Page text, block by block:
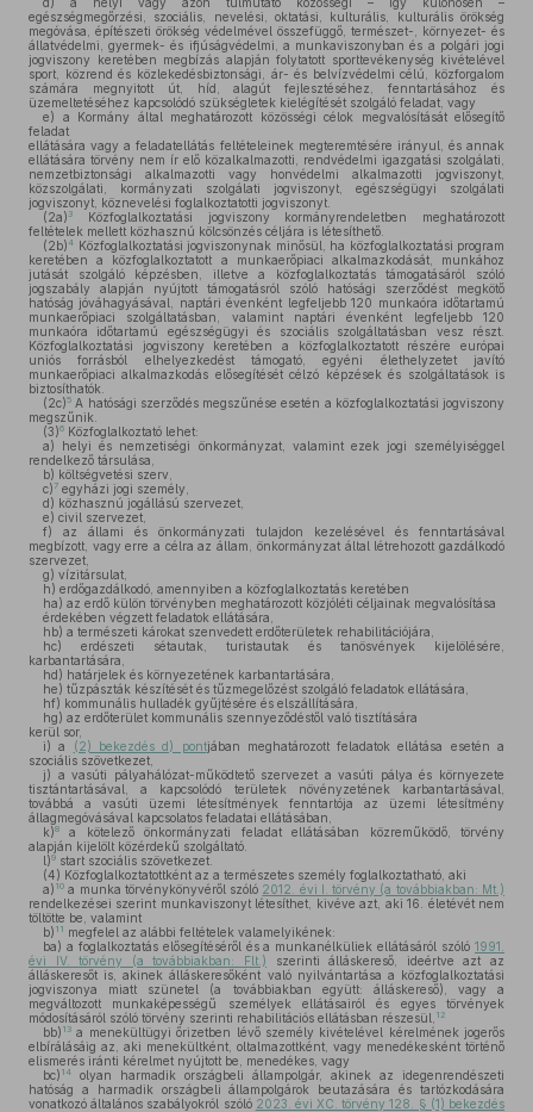
egészségmegőrzési, szociális, nevelési, oktatási, kulturális, kulturális örökség
megóvása, építészeti örökség védelmével összefüggő, természet-, környezet- és
állatvédelmi, gyermek- és ifjúságvédelmi, a munkaviszonyban és a polgári jogi
jogviszony keretében megbízás alapján folytatott sporttevékenység kivételével
sport, közrend és közlekedésbiztonsági, ár- és belvízvédelmi célú, közforgalom
számára megnyitott út, híd, alagút fejlesztéséhez, fenntartásához és
üzemeltetéséhez kapcsolódó szükségletek kielégítését szolgáló feladat, vagy
e) a Kormány által meghatározott közösségi célok megvalósítását elősegítő
feladat
ellátására vagy a feladatellátás feltételeinek megteremtésére irányul, és annak
ellátására törvény nem ír elő közalkalmazotti, rendvédelmi igazgatási szolgálati,
nemzetbiztonsági alkalmazotti vagy honvédelmi alkalmazotti jogviszonyt,
közszolgálati, kormányzati szolgálati jogviszonyt, egészségügyi szolgálati
jogviszonyt, köznevelési foglalkoztatotti jogviszonyt.
(2a) 3
Közfoglalkoztatási jogviszony kormányrendeletben meghatározott
feltételek mellett közhasznú kölcsönzés céljára is létesíthető.
(2b)4 Közfoglalkoztatási jogviszonynak minősül, ha közfoglalkoztatási program
keretében a közfoglalkoztatott a munkaerőpiaci alkalmazkodását, munkához
jutását szolgáló képzésben, illetve a közfoglalkoztatás támogatásáról szóló
jogszabály alapján nyújtott támogatásról szóló hatósági szerződést megkötő
hatóság jóváhagyásával, naptári évenként legfeljebb 120 munkaóra időtartamú
munkaerőpiaci szolgáltatásban, valamint naptári évenként legfeljebb 120
munkaóra időtartamú egészségügyi és szociális szolgáltatásban vesz részt.
Közfoglalkoztatási jogviszony keretében a közfoglalkoztatott részére európai
uniós forrásból elhelyezkedést támogató, egyéni élethelyzetet javító
munkaerőpiaci alkalmazkodás elősegítését célzó képzések és szolgáltatások is
biztosíthatók.
(2c)5 A hatósági szerződés megszűnése esetén a közfoglalkoztatási jogviszony
megszűnik.
(3)6 Közfoglalkoztató lehet:
a) helyi és nemzetiségi önkormányzat, valamint ezek jogi személyiséggel
rendelkező társulása,
b) költségvetési szerv,
c)7 egyházi jogi személy,
d) közhasznú jogállású szervezet,
e) civil szervezet,
f) az állami és önkormányzati tulajdon kezelésével és fenntartásával
megbízott, vagy erre a célra az állam, önkormányzat által létrehozott gazdálkodó
szervezet,
g) vízitársulat,
h) erdőgazdálkodó, amennyiben a közfoglalkoztatás keretében
ha) az erdő külön törvényben meghatározott közjóléti céljainak megvalósítása
érdekében végzett feladatok ellátására,
hb) a természeti károkat szenvedett erdőterületek rehabilitációjára,
hc) erdészeti sétautak, turistautak és tanösvények kijelölésére,
karbantartására,
hd) határjelek és környezetének karbantartására,
he) tűzpászták készítését és tűzmegelőzést szolgáló feladatok ellátására,
hf) kommunális hulladék gyűjtésére és elszállítására,
hg) az erdőterület kommunális szennyeződéstől való tisztítására
kerül sor,
i) a (2) bekezdés d) pontjában meghatározott feladatok ellátása esetén a
szociális szövetkezet,
j) a vasúti pályahálózat-működtető szervezet a vasúti pálya és környezete
tisztántartásával, a kapcsolódó területek növényzetének karbantartásával,
továbbá a vasúti üzemi létesítmények fenntartója az üzemi létesítmény
állagmegóvásával kapcsolatos feladatai ellátásában,
k)8
a kötelező önkormányzati feladat ellátásában közreműködő, törvény
alapján kijelölt közérdekű szolgáltató.
l)9 start szociális szövetkezet.
(4) Közfoglalkoztatottként az a természetes személy foglalkoztatható, aki
a) 10 a munka törvénykönyvéről szóló 2012. évi I. törvény (a továbbiakban: Mt.)
rendelkezései szerint munkaviszonyt létesíthet, kivéve azt, aki 16. életévét nem
töltötte be, valamint
b) 11 megfelel az alábbi feltételek valamelyikének:
ba) a foglalkoztatás elősegítéséről és a munkanélküliek ellátásáról szóló 1991.
évi IV. törvény (a továbbiakban: Flt.) szerinti álláskereső, ideértve azt az
álláskeresőt is, akinek álláskeresőként való nyilvántartása a közfoglalkoztatási
jogviszonya miatt szünetel (a továbbiakban együtt: álláskereső), vagy a
megváltozott munkaképességű személyek ellátásairól és egyes törvények
módosításáról szóló törvény szerinti rehabilitációs ellátásban részesül, 12
bb) 13 a menekültügyi őrizetben lévő személy kivételével kérelmének jogerős
elbírálásáig az, aki menekültként, oltalmazottként, vagy menedékesként történő
elismerés iránti kérelmet nyújtott be, menedékes, vagy
bc) 14
olyan harmadik országbeli állampolgár, akinek az idegenrendészeti
hatóság a harmadik országbeli állampolgárok beutazására és tartózkodására
vonatkozó általános szabályokról szóló 2023. évi XC. törvény 128. § (1) bekezdés